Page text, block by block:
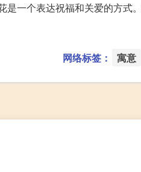
是一个表达祝福和关爱的方式
网络标签： 寓意